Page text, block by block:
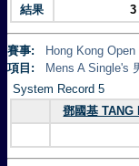
結果
3
賽事:
Hong Kong
項目:
Mens A Single's
System Record 5
鄧國基 TANG